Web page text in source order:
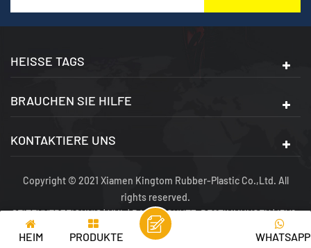
HEISSE TAGS
BRAUCHEN SIE HILFE
KONTAKTIERE UNS
Copyright © 2021 Xiamen Kingtom Rubber-Plastic Co.,Ltd. All
rights reserved.
SEITENVERZEICHNIS|XML|DATENSCHUTZ-BESTIMMUNGEN|IPV6-
NETZWERK UNTERSTÜTZT
HEIM PRODUKTE WHATSAPP